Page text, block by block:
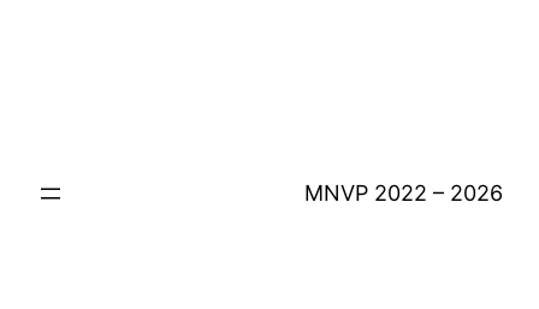
MNVP 2022 – 2026